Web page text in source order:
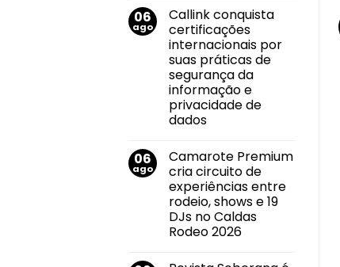
em
Geração
Z
antecipa
compra
do
primeiro
imóvel
e
impulsiona
mudanças
no
06
ago
Callink conquista
certificações
internacionais por
suas práticas de
segurança da
informação e
privacidade de
dados
em
Callink
conquista
certificações
internacionais
por
suas
práticas
de
06
ago
Camarote Premium
cria circuito de
experiências entre
rodeio, shows e 19
DJs no Caldas
Rodeo 2026